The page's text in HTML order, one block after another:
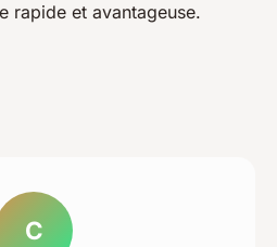
rapide et avantageuse.
C